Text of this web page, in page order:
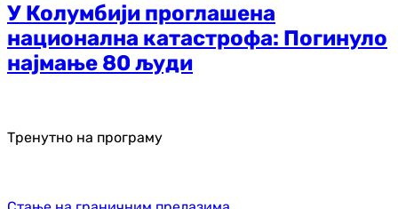
У Колумбији проглашена
национална катастрофа: Погинуло
најмање 80 људи
Тренутно на програму